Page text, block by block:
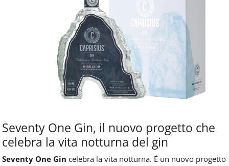
Seventy One Gin, il nuovo progetto che
celebra la vita notturna del gin
Seventy One Gin celebra la vita notturna. È un nuovo progetto